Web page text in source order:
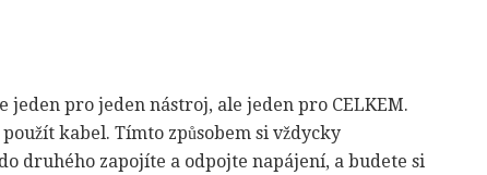
pro jeden nástroj, ale jeden pro CELKEM.
kabel. Tímto způsobem si vždycky
druhého zapojíte a odpojte napájení, a budete si